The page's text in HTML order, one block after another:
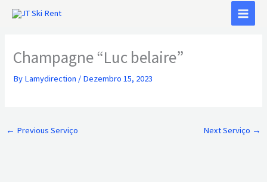
Champagne “Luc belaire”
By Lamydirection / Dezembro 15, 2023
← Previous Serviço Next Serviço →